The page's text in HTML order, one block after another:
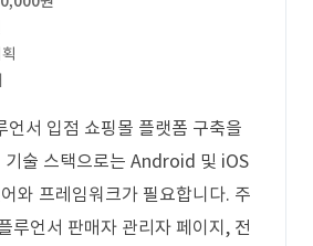
언서 입점 쇼핑몰 플랫폼 구축을
기술 스택으로는 Android 및 iOS
와 프레임워크가 필요합니다. 주
루언서 판매자 관리자 페이지, 전